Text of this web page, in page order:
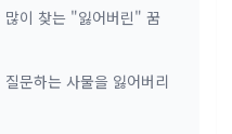
많이 찾는 "잃어버린" 꿈
문하는 사물을 잃어버리